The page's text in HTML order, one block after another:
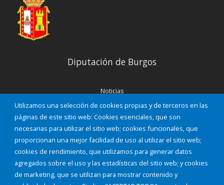
Utilizamos una selección de cookies propias y de terceros en las
páginas de este sitio web: Cookies esenciales, que son
necesarias para utilizar el sitio web; cookies funcionales, que
proporcionan una mejor facilidad de uso al utilizar el sitio web;
cookies de rendimiento, que utilizamos para generar datos
agregados sobre el uso y las estadísticas del sitio web; y cookies
de marketing, que se utilizan para mostrar contenido y
Diputación de Burgos
Noticias
Eventos
Corporación Municipal
Teléfonos de interés
INICIAR SESIÓN
MAPA WEB